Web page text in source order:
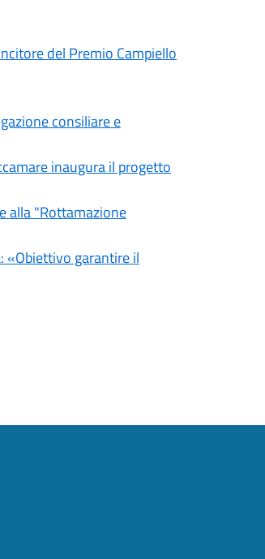
del Premio Campiello
consiliare e
inaugura il progetto
alla "Rottamazione
«Obiettivo garantire il